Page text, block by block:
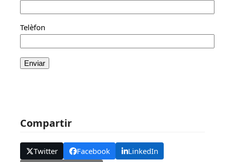
Telèfon
Compartir
Twitter Facebook
LinkedIn